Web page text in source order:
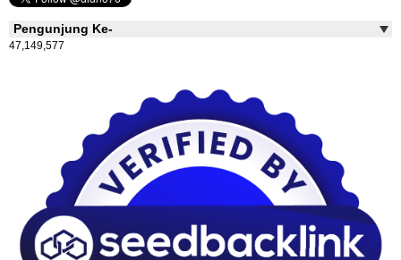
Pengunjung Ke-
47,149,577